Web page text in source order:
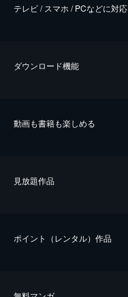
テレビ / スマホ / PCなどに対応
ダウンロード機能
動画も書籍も楽しめる
⾒放題作品
ポイント（レンタル）作品